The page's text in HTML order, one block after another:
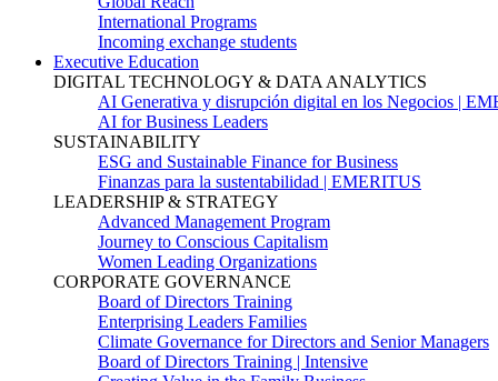
International Programs
Incoming exchange students
Executive Education
DIGITAL TECHNOLOGY & DATA ANALYTICS
AI Generativa y disrupción digital en los Negocios |
AI for Business Leaders
SUSTAINABILITY
ESG and Sustainable Finance for Business
Finanzas para la sustentabilidad | EMERITUS
LEADERSHIP & STRATEGY
Advanced Management Program
Journey to Conscious Capitalism
Women Leading Organizations
CORPORATE GOVERNANCE
Board of Directors Training
Enterprising Leaders Families
Climate Governance for Directors and Senior Managers
Board of Directors Training | Intensive